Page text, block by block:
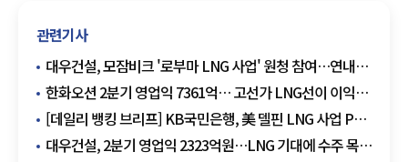
관련기사
대우건설, 모잠비크 '로부마 LNG 사업' 원청 참여…연내
EPC 본계약 목표
한화오션 2분기 영업익 7361억… 고선가 LNG선이 이익
끌었다
[데일리 뱅킹 브리프] KB국민은행, 美 델핀 LNG 사업 PF
공동주선 완료 外
대우건설, 2분기 영업익 2323억원…LNG 기대에 수주 목표